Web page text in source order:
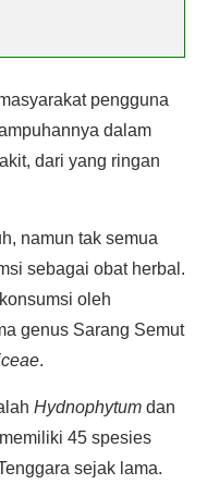
pengguna
dalam
dari yang ringan
namun tak semua
sebagai obat herbal.
oleh
genus Sarang Semut
.
Hydnophytum dan
45 spesies
sejak lama.